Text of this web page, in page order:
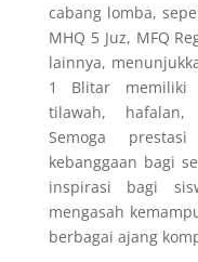
cabang lomba,
MHQ 5 Juz, MFQ
lainnya,
1 Blitar memiliki
tilawah, hafalan,
Semoga
kebanggaan bagi
inspirasi bagi
mengasah
berbagai ajang